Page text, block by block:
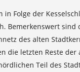
Folge der
Bemerkenswert
des alten
die letzten Reste
Teil des